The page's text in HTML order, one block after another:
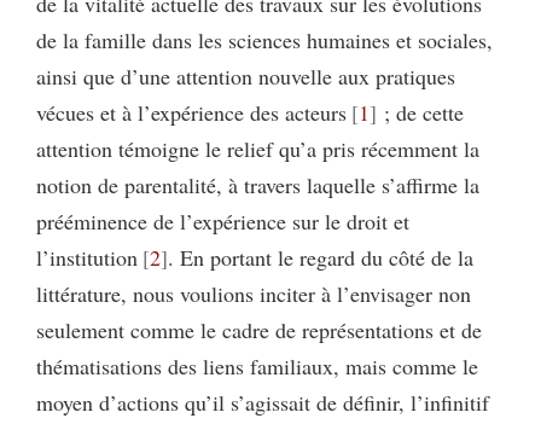
de la famille dans les sciences humaines et sociales,
ainsi que d’une attention nouvelle aux pratiques
vécues et à l’expérience des acteurs 1
; de cette
attention témoigne le relief qu’a pris récemment la
notion de parentalité, à travers laquelle s’affirme la
prééminence de l’expérience sur le droit et
l’institution 2 . En portant le regard du côté de la
littérature, nous voulions inciter à l’envisager non
seulement comme le cadre de représentations et de
thématisations des liens familiaux, mais comme le
moyen d’actions qu’il s’agissait de définir, l’infinitif